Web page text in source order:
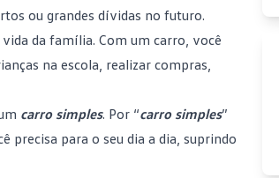
ou grandes dívidas no futuro.
da família. Com um carro, você
na escola, realizar compras,
carro simples. Por “carro simples”
precisa para o seu dia a dia, suprindo